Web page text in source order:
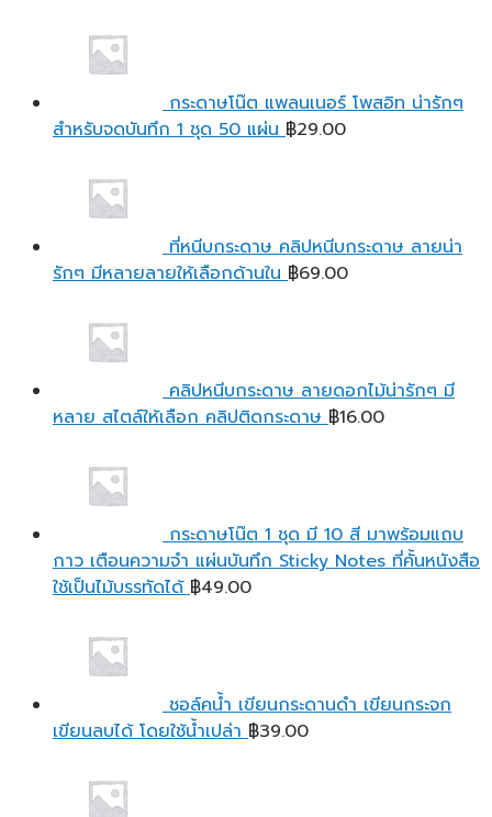
กระดาษโน๊ต แพลนเนอร์ โพสอิท น่ารักๆ
สำหรับจดบันทึก 1 ชุด 50 แผ่น ฿29.00
ที่หนีบกระดาษ คลิปหนีบกระดาษ ลายน่า
รักๆ มีหลายลายให้เลือกด้านใน ฿69.00
คลิปหนีบกระดาษ ลายดอกไม้น่ารักๆ มี
หลาย สไตล์ให้เลือก คลิปติดกระดาษ ฿16.00
กระดาษโน๊ต 1 ชุด มี 10 สี มาพร้อมแถบ
กาว เตือนความจํา แผ่นบันทึก Sticky Notes ที่คั้นหนังสือ
ใช้เป็นไม้บรรทัดได้ ฿49.00
ชอล์คน้ำ เขียนกระดานดำ เขียนกระจก
เขียนลบได้ โดยใช้น้ำเปล่า ฿39.00